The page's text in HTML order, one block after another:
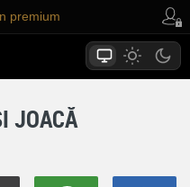
premium
JOACĂ